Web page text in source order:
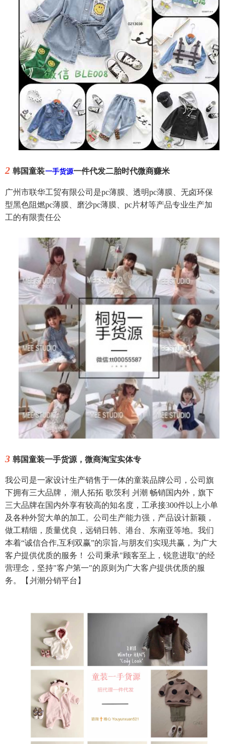
2 韩国童装一手货源一件代发二胎时代微商赚米
广州市联华工贸有限公司是pc薄膜、透明pc薄膜、无卤环保
型黑色阻燃pc薄膜、磨沙pc薄膜、pc片材等产品专业生产加
工的有限责任公
3 韩国童装一手货源，微商淘宝实体专
我公司是一家设计生产销售于一体的童装品牌公司，公司旗
下拥有三大品牌， 潮人拓拓 歌茨利 爿潮 畅销国内外，旗下
三大品牌在国内外享有较高的知名度，工承接300件以上小单
及各种外贸大单的加工。公司生产能力强，产品设计新颖，
做工精细，质量优良，远销日韩、港台、东南亚等地。我们
本着“诚信合作,互利双赢”的宗旨,与朋友们实现共赢，为广大
客户提供优质的服务！ 公司秉承"顾客至上，锐意进取"的经
营理念，坚持"客户第一"的原则为广大客户提供优质的服
务。【爿潮分销平台】